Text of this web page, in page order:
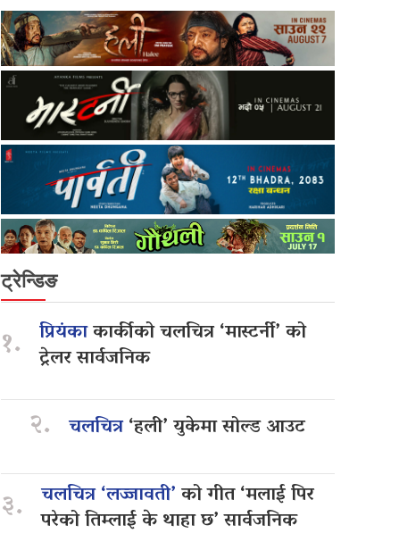
ट्रेन्डिङ
१. प्रियंकाकार्कीको चलचित्र ‘मास्टर्नी’ को
ट्रेलर सार्वजनिक
२. चलचित्र‘हली’ युकेमा सोल्ड आउट
३. चलचित्र ‘लज्जावती’को गीत ‘मलाई पिर
परेको तिम्लाई के थाहा छ’ सार्वजनिक